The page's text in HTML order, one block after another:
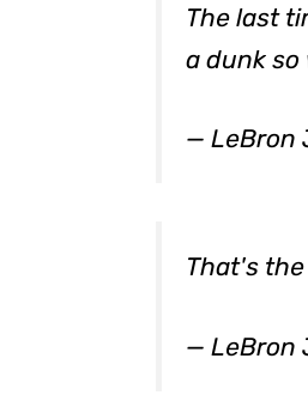
The last
a dunk
— LeBron
That's
— LeBron